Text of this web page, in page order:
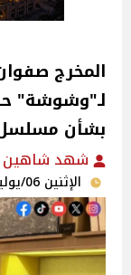
المخرج
لـ"وشوشة"
بشأن مسلسل
شهد شاهين
الإثنين 06/يوليو/2026 - 11:56 م